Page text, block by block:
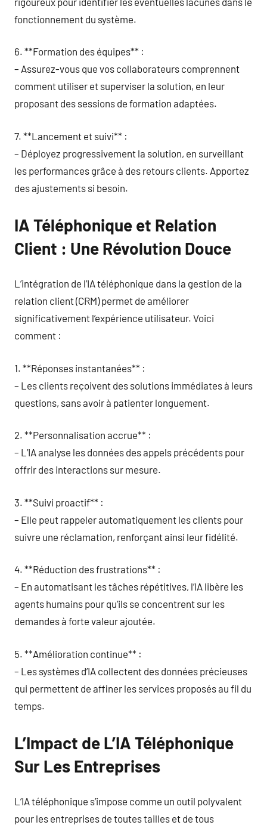
fonctionnement du système.
6. **Formation des équipes** :
– Assurez-vous que vos collaborateurs comprennent
comment utiliser et superviser la solution, en leur
proposant des sessions de formation adaptées.
7. **Lancement et suivi** :
– Déployez progressivement la solution, en surveillant
les performances grâce à des retours clients. Apportez
des ajustements si besoin.
IA Téléphonique et Relation
Client : Une Révolution Douce
L’intégration de l’IA téléphonique dans la gestion de la
relation client (CRM) permet de améliorer
significativement l’expérience utilisateur. Voici
comment :
1. **Réponses instantanées** :
– Les clients reçoivent des solutions immédiates à leurs
questions, sans avoir à patienter longuement.
2. **Personnalisation accrue** :
– L’IA analyse les données des appels précédents pour
offrir des interactions sur mesure.
3. **Suivi proactif** :
– Elle peut rappeler automatiquement les clients pour
suivre une réclamation, renforçant ainsi leur fidélité.
4. **Réduction des frustrations** :
– En automatisant les tâches répétitives, l’IA libère les
agents humains pour qu’ils se concentrent sur les
demandes à forte valeur ajoutée.
5. **Amélioration continue** :
– Les systèmes d’IA collectent des données précieuses
qui permettent de affiner les services proposés au fil du
temps.
L’Impact de L’IA Téléphonique
Sur Les Entreprises
L’IA téléphonique s’impose comme un outil polyvalent
pour les entreprises de toutes tailles et de tous